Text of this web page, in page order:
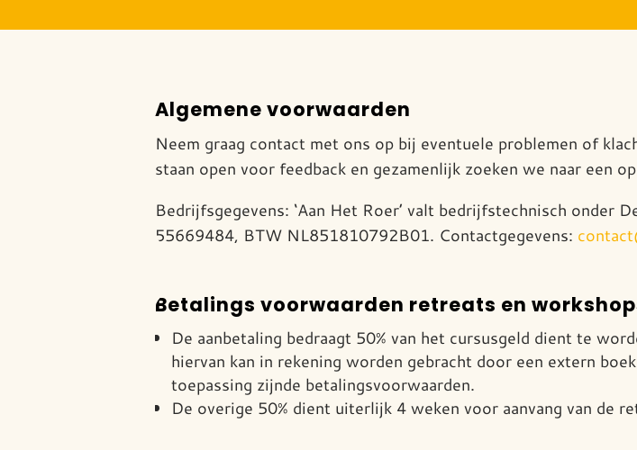
Algemene voorwaarden
Neem graag contact met ons op bij eventuele problemen of
staan open voor feedback en gezamenlijk zoeken we naar een
Bedrijfsgegevens: ‘Aan Het Roer’ valt bedrijfstechnisch onder
55669484, BTW NL851810792B01. Contactgegevens:
Betalings voorwaarden retreats en
De aanbetaling bedraagt 50% van het cursusgeld dient te
hiervan kan in rekening worden gebracht door een extern
toepassing zijnde betalingsvoorwaarden.
De overige 50% dient uiterlijk 4 weken voor aanvang van de